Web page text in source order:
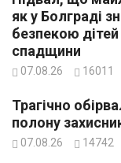
як у Болграді
безпекою
спадщини
07.08.26 16011
Трагічно
полону
07.08.26 14742